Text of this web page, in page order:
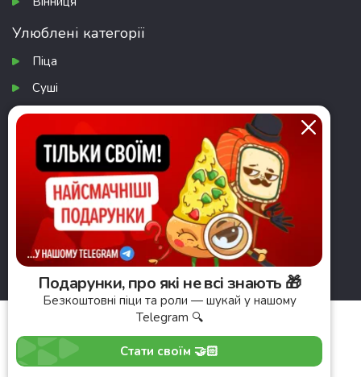
Улюблені категорії
Піца
Суші
Суші-сети
Салати
Завантажити додаток
© 2026 Pronto Pizza. Усі права захищено
Публічна оферта
Політика конфіденційності
Подарунки, про які не всі знають 🎁
Безкоштовні піци та роли — шукай у нашому
Telegram 🔍
Стати своїм 🤝🏻